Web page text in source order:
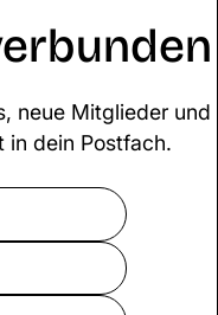
neue Mitglieder und
in dein Postfach.